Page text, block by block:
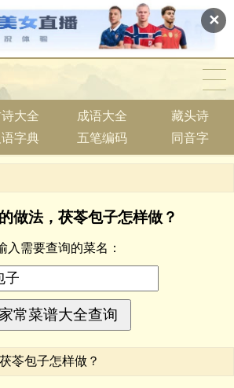
✕
大全 成语大全
藏头诗
字典 五笔编码 同音字
做法，茯苓包子怎样做？
入需要查询的菜名：
苓包子怎样做？